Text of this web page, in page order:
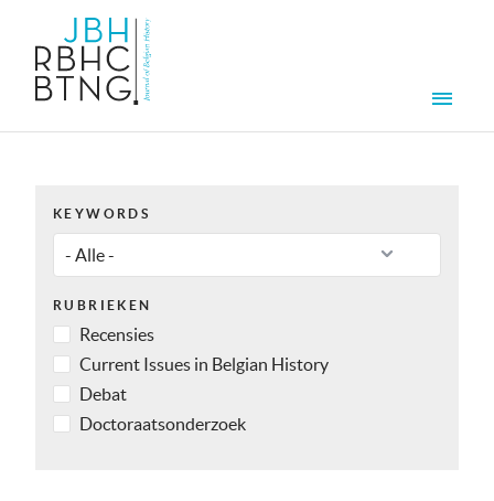
KEYWORDS
RUBRIEKEN
Recensies
Current Issues in Belgian History
Debat
Doctoraatsonderzoek